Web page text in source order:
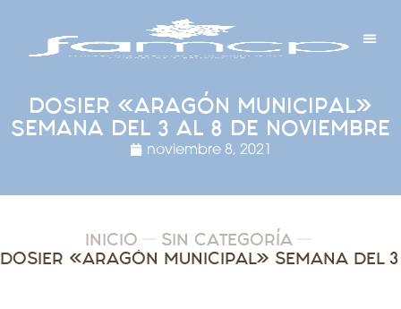
DOSIER «ARAGÓN MUNICIPAL»
SEMANA DEL 3 AL 8 DE NOVIEMBRE
noviembre 8, 2021
INICIO SIN CATEGORÍA